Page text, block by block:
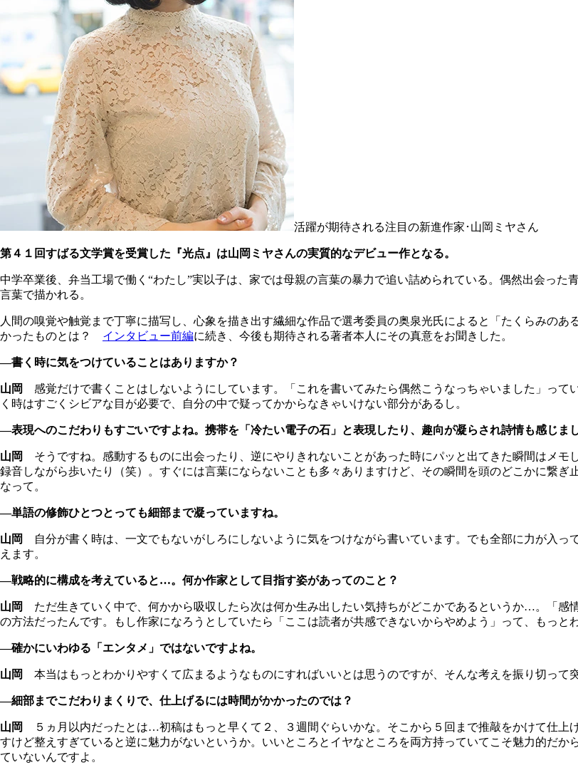
活躍が期待される注目の新進作家･山岡ミヤさん
第４１回すばる文学賞を受賞した『光点』は山岡ミヤさんの実質的なデビュー作となる。
中学卒業後、弁当工場で働く“わたし”実以子は、家では母親の言葉の暴力で追い詰められている。偶然出会っ
言葉で描かれる。
人間の嗅覚や触覚まで丁寧に描写し、心象を描き出す繊細な作品で選考委員の奥泉光氏によると「たくらみの
かったものとは？ インタビュー前編に続き、今後も期待される著者本人にその真意をお聞きした。
―書く時に気をつけていることはありますか？
山岡 感覚だけで書くことはしないようにしています。「これを書いてみたら偶然こうなっちゃいました」っ
く時はすごくシビアな目が必要で、自分の中で疑ってかからなきゃいけない部分があるし。
―表現へのこだわりもすごいですよね。携帯を「冷たい電子の石」と表現したり、趣向が凝らされ詩情も感じま
山岡 そうですね。感動するものに出会ったり、逆にやりきれないことがあった時にパッと出てきた瞬間はメ
録音しながら歩いたり（笑）。すぐには言葉にならないことも多々ありますけど、その瞬間を頭のどこかに繋
なって。
―単語の修飾ひとつとっても細部まで凝っていますね。
山岡
自分が書く時は、一文でもないがしろにしないように気をつけながら書いています。でも全部に力が入
えます。
―戦略的に構成を考えていると…。何か作家として目指す姿があってのこと？
山岡
ただ生きていく中で、何かから吸収したら次は何か生み出したい気持ちがどこかであるというか…。「感
の方法だったんです。もし作家になろうとしていたら「ここは読者が共感できないからやめよう」って、もっと
―確かにいわゆる「エンタメ」ではないですよね。
山岡 本当はもっとわかりやすくて広まるようなものにすればいいとは思うのですが、そんな考えを振り切って
―細部までこだわりまくりで、仕上げるには時間がかかったのでは？
山岡
５ヵ月以内だったとは…初稿はもっと早くて２、３週間ぐらいかな。そこから５回まで推敲をかけて仕上
すけど整えすぎていると逆に魅力がないというか。いいところとイヤなところを両方持っていてこそ魅力的だ
ていないんですよ。